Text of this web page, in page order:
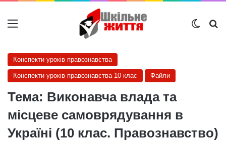
Меню
Конспекти уроків правознавства
Конспекти уроків правознавства 10 клас Файли
Тема: Виконавча влада та
місцеве самоврядування в
Україні (10 клас. Правознавство)